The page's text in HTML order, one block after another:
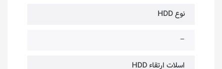
نوع HDD
–
اسلات ارتقاء HDD